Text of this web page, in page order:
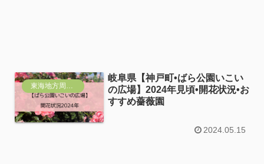
東海地方周辺おすすめ
岐阜県【神戸町•ばら公園いこい
の広場】2024年見頃•開花状況•お
すすめ薔薇園
2024.05.15